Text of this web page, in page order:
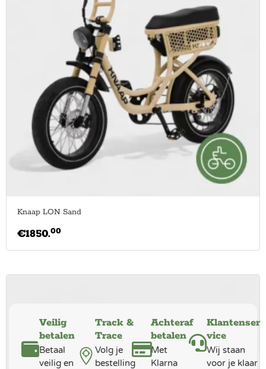
Knaap LON Sand
€1850.00
Veilig
betalen
Betaal
veilig en
Track &
Trace
Volg je
bestelling
Achteraf
betalen
Met
Klarna
Klantenser
vice
Wij staan
voor je klaar